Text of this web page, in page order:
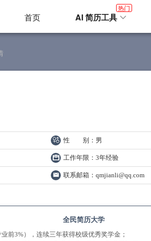
首页 AI 简历工具
热门
性 别 ：男
工作年限 ：3年经验
联系邮箱 ：qmjianli@qq.com
全民简历大学
前3%），连续三年获得校级优秀奖学金；